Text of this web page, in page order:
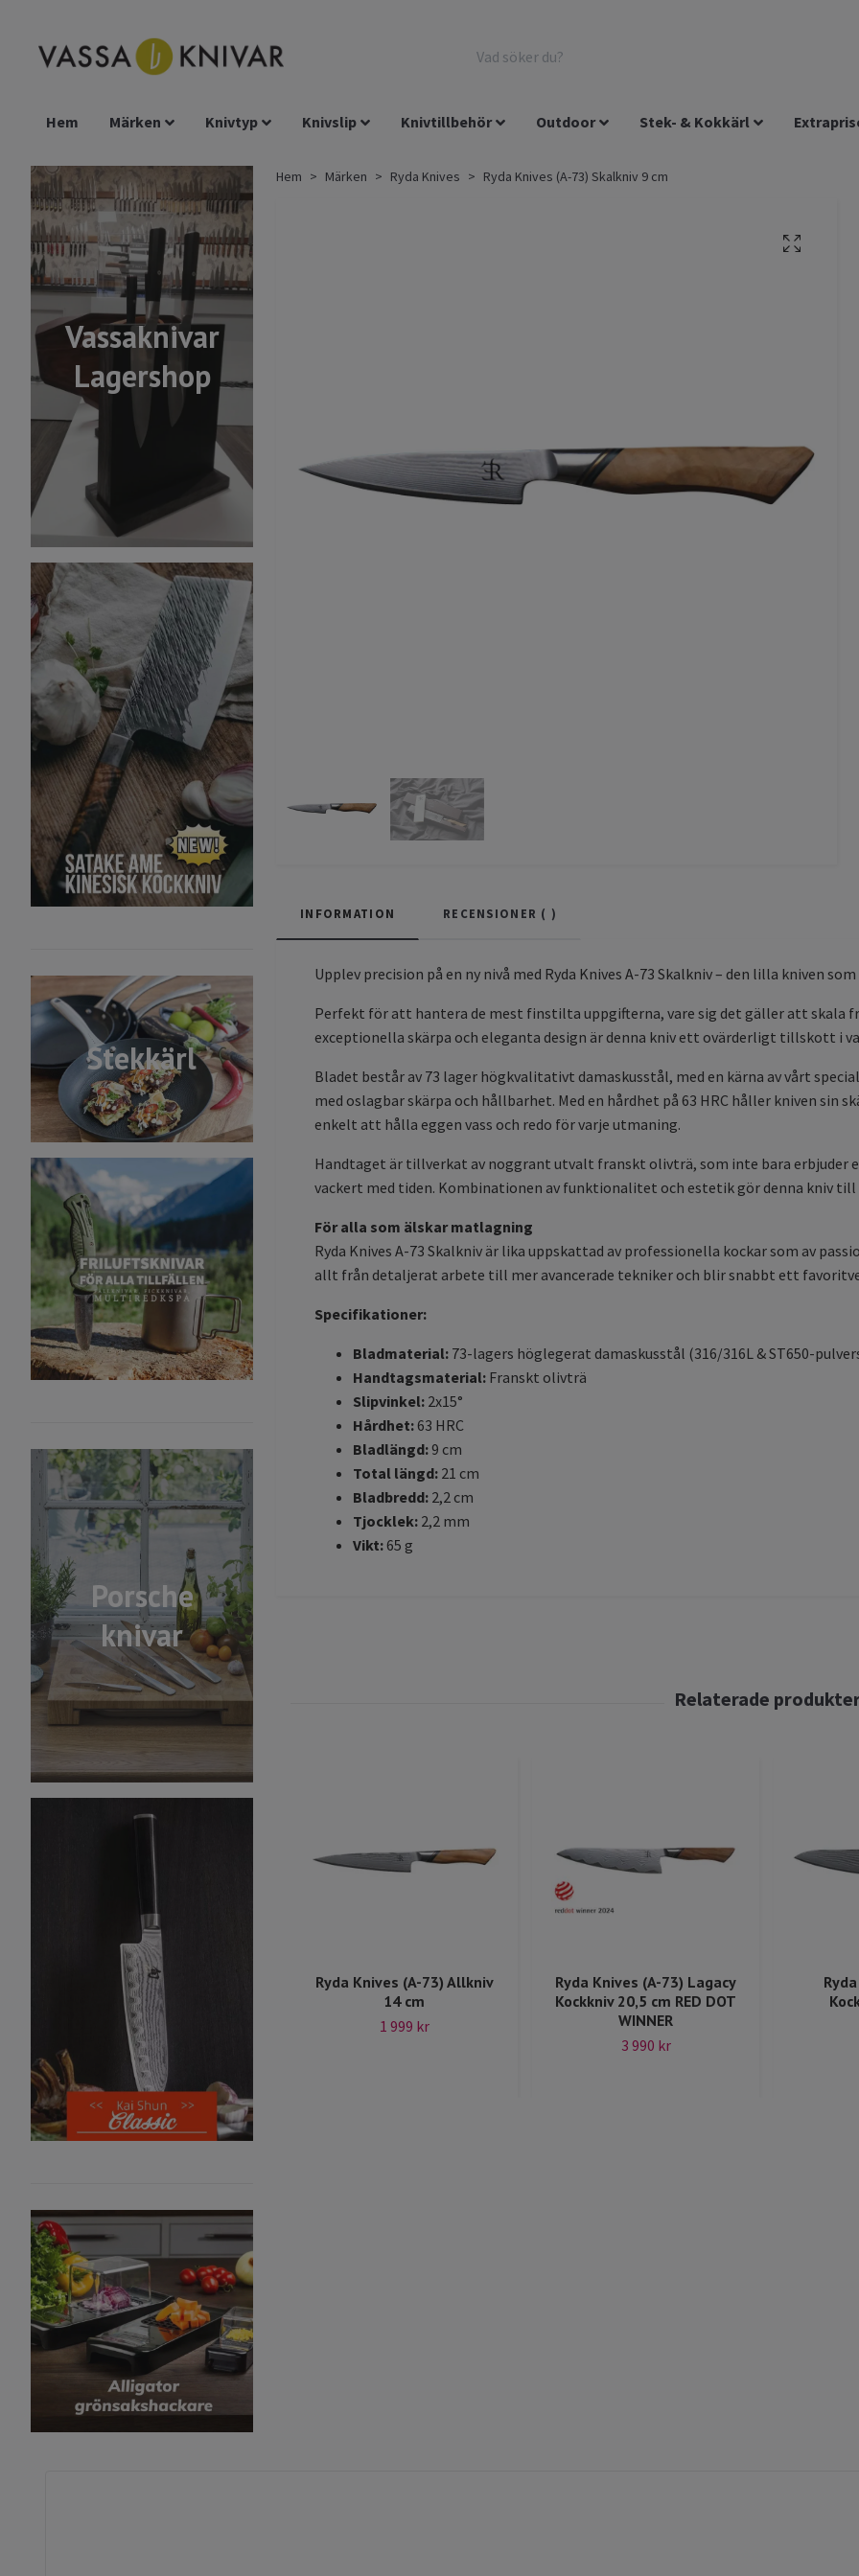
Hem Märken Knivtyp Knivslip Knivtillbehör Outdoor Stek- & Kokkärl
Vassaknivar
Lagershop
Stekkärl
Porsche
knivar
Hem Märken Ryda Knives Ryda Knives (A-73) Skalkniv 9 cm
INFORMATION RECENSIONER ( )
Upplev precision på en ny nivå med Ryda Knives A-73 Skalkniv – den lilla kniven
Perfekt för att hantera de mest finstilta uppgifterna, vare sig det gäller att skala
exceptionella skärpa och eleganta design är denna kniv ett ovärderligt tillskott i
Bladet består av 73 lager högkvalitativt damaskusstål, med en kärna av vårt
med oslagbar skärpa och hållbarhet. Med en hårdhet på 63 HRC håller kniven sin
enkelt att hålla eggen vass och redo för varje utmaning.
Handtaget är tillverkat av noggrant utvalt franskt olivträ, som inte bara erbjuder
vackert med tiden. Kombinationen av funktionalitet och estetik gör denna kniv till
För alla som älskar matlagning
Ryda Knives A-73 Skalkniv är lika uppskattad av professionella kockar som av
allt från detaljerat arbete till mer avancerade tekniker och blir snabbt ett
Specifikationer:
Bladmaterial: 73-lagers höglegerat damaskusstål (316/316L & ST650-
Handtagsmaterial: Franskt olivträ
Slipvinkel: 2x15°
Hårdhet:63 HRC
Bladlängd:9 cm
Total längd: 21 cm
Bladbredd: 2,2 cm
Tjocklek: 2,2 mm
Vikt:65 g
Ryda Knives (A-73) Allkniv
14 cm
1 999 kr
Ryda Knives (A-73) Lagacy
Kockkniv 20,5 cm RED DOT
WINNER
3 990 kr